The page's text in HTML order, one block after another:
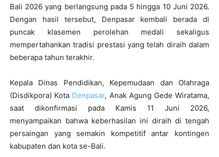
Bali 2026 yang berlangsung pada 5 hingga 10 Juni 2026.
Dengan hasil tersebut, Denpasar kembali berada di
puncak klasemen perolehan medali sekaligus
mempertahankan tradisi prestasi yang telah diraih dalam
beberapa tahun terakhir.
Kepala Dinas Pendidikan, Kepemudaan dan Olahraga
(Disdikpora) Kota Denpasar, Anak Agung Gede Wiratama,
saat dikonfirmasi pada Kamis 11 Juni 2026,
menyampaikan bahwa keberhasilan ini diraih di tengah
persaingan yang semakin kompetitif antar kontingen
kabupaten dan kota se-Bali.